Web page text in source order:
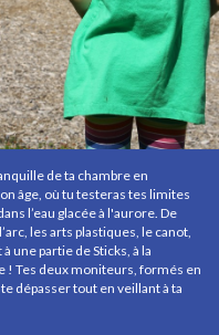
de ta chambre en
âge, où tu testeras tes limites
l’eau glacée à l'aurore. De
les arts plastiques, le canot,
une partie de Sticks, à la
! Tes deux moniteurs, formés en
dépasser tout en veillant à ta